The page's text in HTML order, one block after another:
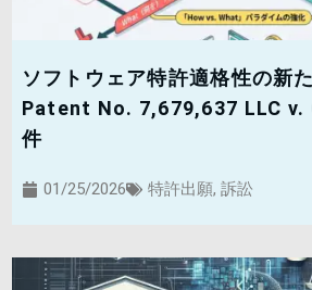
ソフトウェア特許適格性の新
Patent No. 7,679,637 LLC v.
件
01/25/2026 特許出願, 訴訟